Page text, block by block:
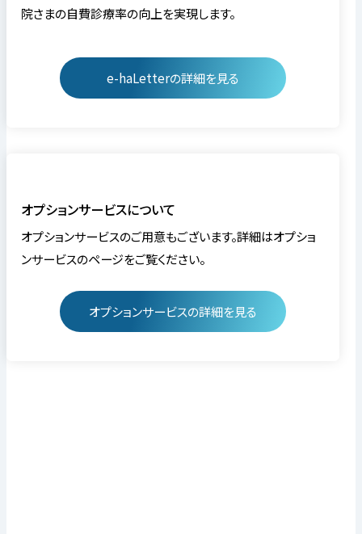
院さまの自費診療率の向上を実現します。
e-haLetterの詳細を見る
オプションサービスについて
オプションサービスのご用意もございます。詳細はオプショ
ンサービスのページをご覧ください。
オプションサービスの詳細を見る